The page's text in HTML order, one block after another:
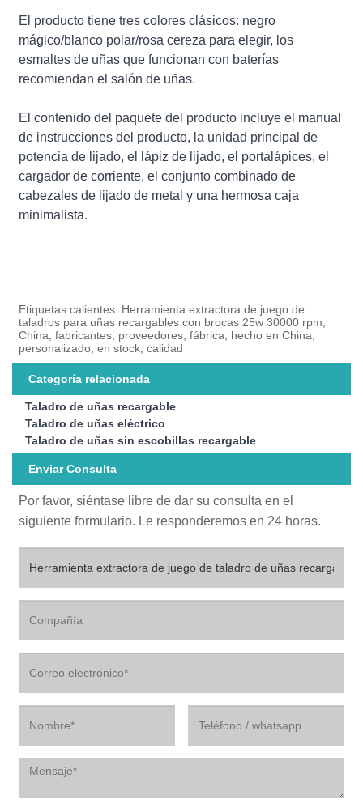
El producto tiene tres colores clásicos: negro
mágico/blanco polar/rosa cereza para elegir, los
esmaltes de uñas que funcionan con baterías
recomiendan el salón de uñas.
El contenido del paquete del producto incluye el manual
de instrucciones del producto, la unidad principal de
potencia de lijado, el lápiz de lijado, el portalápices, el
cargador de corriente, el conjunto combinado de
cabezales de lijado de metal y una hermosa caja
minimalista.
Etiquetas calientes: Herramienta extractora de juego de
taladros para uñas recargables con brocas 25w 30000 rpm,
China, fabricantes, proveedores, fábrica, hecho en China,
personalizado, en stock, calidad
Categoría relacionada
Taladro de uñas recargable
Taladro de uñas eléctrico
Taladro de uñas sin escobillas recargable
Enviar Consulta
Por favor, siéntase libre de dar su consulta en el
siguiente formulario. Le responderemos en 24 horas.